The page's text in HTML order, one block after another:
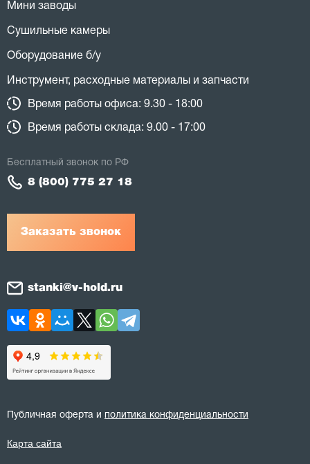
Мини заводы
Сушильные камеры
Оборудование б/у
Инструмент, расходные материалы и запчасти
Время работы офиса: 9.30 - 18:00
Время работы склада: 9.00 - 17:00
Заказать звонок
Бесплатный звонок по РФ
8 (800) 775 27 18
stanki@v-hold.ru
Публичная оферта и политика конфиденциальности
Карта сайта